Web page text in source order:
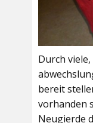
Durch
bereit
vorhanden
Neugierde